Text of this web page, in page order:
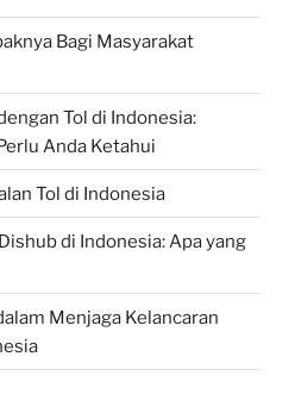
Bagi Masyarakat
Tol di Indonesia:
Anda Ketahui
Tol di Indonesia
di Indonesia: Apa yang
Menjaga Kelancaran